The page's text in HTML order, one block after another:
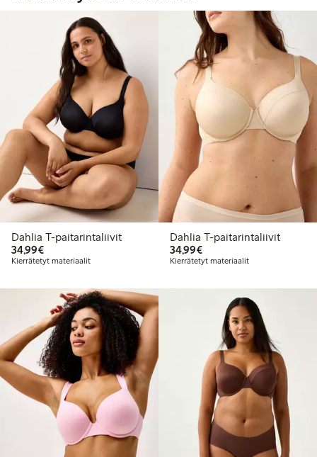
Dahlia T-paitarintaliivit
34,99€34,99 €
Kierrätetyt materiaalit
Dahlia T-paitarintaliivit
34,99€34,99 €
Kierrätetyt materiaalit